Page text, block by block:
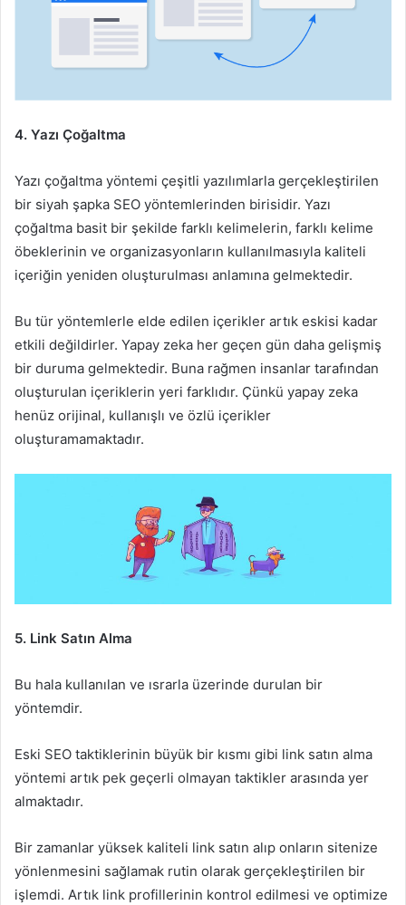
4. Yazı Çoğaltma
Yazı çoğaltma yöntemi çeşitli yazılımlarla gerçekleştirilen
bir siyah şapka SEO yöntemlerinden birisidir. Yazı
çoğaltma basit bir şekilde farklı kelimelerin, farklı kelime
öbeklerinin ve organizasyonların kullanılmasıyla kaliteli
içeriğin yeniden oluşturulması anlamına gelmektedir.
Bu tür yöntemlerle elde edilen içerikler artık eskisi kadar
etkili değildirler. Yapay zeka her geçen gün daha gelişmiş
bir duruma gelmektedir. Buna rağmen insanlar tarafından
oluşturulan içeriklerin yeri farklıdır. Çünkü yapay zeka
henüz orijinal, kullanışlı ve özlü içerikler
oluşturamamaktadır.
5. Link Satın Alma
Bu hala kullanılan ve ısrarla üzerinde durulan bir
yöntemdir.
Eski SEO taktiklerinin büyük bir kısmı gibi link satın alma
yöntemi artık pek geçerli olmayan taktikler arasında yer
almaktadır.
Bir zamanlar yüksek kaliteli link satın alıp onların sitenize
yönlenmesini sağlamak rutin olarak gerçekleştirilen bir
işlemdi. Artık link profillerinin kontrol edilmesi ve optimize